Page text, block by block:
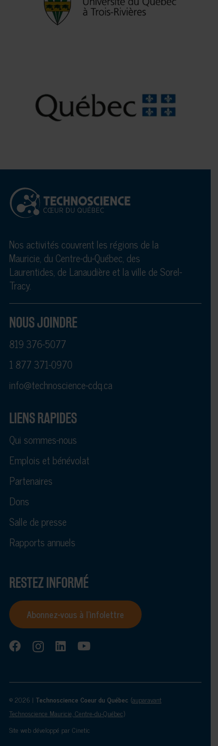
Nos activités couvrent les régions de la
Mauricie, du Centre-du-Québec, des
Laurentides, de Lanaudière et la ville de Sorel-
Tracy.
NOUS JOINDRE
819 376-5077
1 877 371-0970
info@technoscience-cdq.ca
LIENS RAPIDES
Qui sommes-nous
Emplois et bénévolat
Partenaires
Dons
Salle de presse
Rapports annuels
RESTEZ INFORMÉ
Abonnez-vous à l’infolettre
© 2026 | Technoscience Coeur du Québec (auparavant
Technoscience Mauricie, Centre-du-Québec)
Site web développé par Cinetic